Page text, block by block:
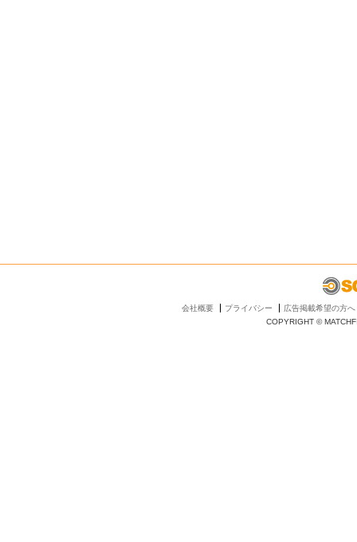
会社概要 プライバシー
広告掲載希望の方へ
COPYRIGHT ©